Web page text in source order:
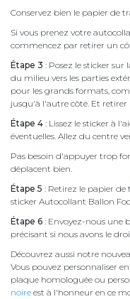
Conservez bien le papier de
Si vous prenez votre
commencez par retirer un
Étape 3 : Posez le sticker
du milieu vers les parties
pour les grands formats,
jusqu'à l'autre côté. Et retirer
Étape 4 : Lissez le sticker à
éventuelles. Allez du centre
Pas besoin d'appuyer trop
déplacent bien.
Étape 5 : Retirez le papier
sticker Autocollant Ballon
Étape 6 : Envoyez-nous une
précisant si nous avons le
Découvrez aussi notre
Vous pouvez personnaliser
plaque homologuée ou
noire est à l'honneur en ce